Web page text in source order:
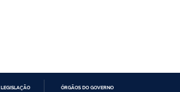
LEGISLAÇÃO ÓRGÃOS DO GOVERNO